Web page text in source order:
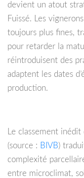
devient un atout
Fuissé. Les
toujours plus fines,
pour retarder la
réintroduisent des
adaptent les dates
production.
Le classement
(source : BIVB)
complexité
entre microclimat,